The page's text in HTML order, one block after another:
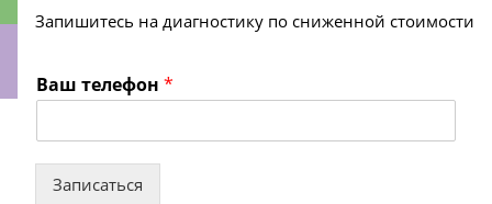
Ваш телефон *
Записаться